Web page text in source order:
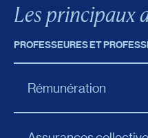
Les principaux
PROFESSEURES ET
Rémunération
L’UQAR offre un